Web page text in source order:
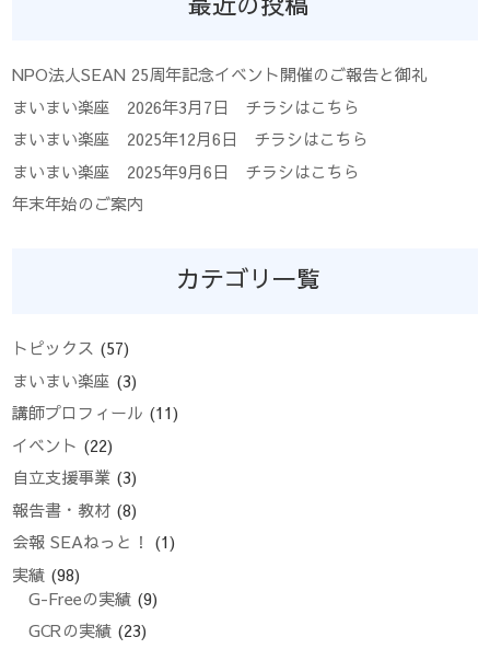
NPO法人SEAN 25周年記念イベント開催のご報告と御礼
まいまい楽座 2026年3月7日 チラシはこちら
まいまい楽座 2025年12月6日 チラシはこちら
まいまい楽座 2025年9月6日 チラシはこちら
年末年始のご案内
カテゴリ一覧
トピックス (57)
まいまい楽座 (3)
講師プロフィール (11)
イベント (22)
自立支援事業 (3)
報告書・教材 (8)
会報 SEAねっと！ (1)
実績 (98)
G-Freeの実績 (9)
GCRの実績 (23)